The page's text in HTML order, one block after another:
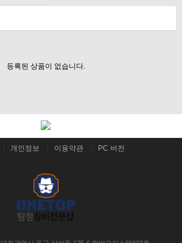
등록된 상품이 없습니다.
개인정보 이용약관 PC 버전